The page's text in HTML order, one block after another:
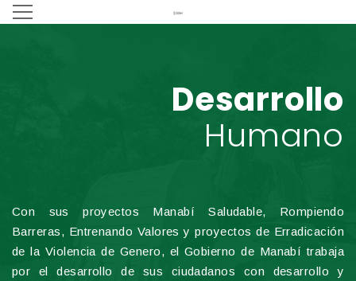
Desarrollo
Humano
Con sus proyectos Manabí Saludable, Rompiendo
Barreras, Entrenando Valores y proyectos de Erradicación
de la Violencia de Genero, el Gobierno de Manabí trabaja
por el desarrollo de sus ciudadanos con desarrollo y